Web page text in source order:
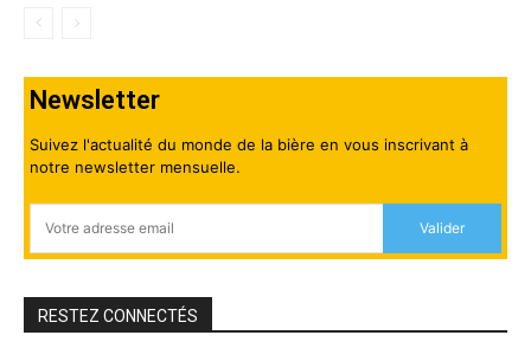
Newsletter
Suivez l'actualité du monde de la bière en vous inscrivant à
notre newsletter mensuelle.
Valider
RESTEZ CONNECTÉS